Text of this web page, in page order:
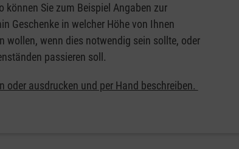
Sie zum Beispiel Angaben zur
Geschenke in welcher Höhe von Ihnen
wollen, wenn dies notwendig sein sollte, oder
passieren soll.
ausdrucken und per Hand beschreiben.